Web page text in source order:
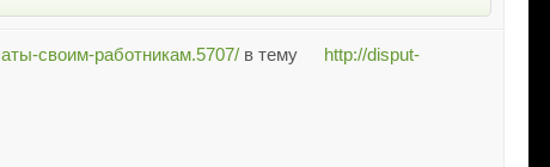
своим-работникам.5707/ в тему
http://disput-